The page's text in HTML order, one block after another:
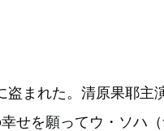
まれた。清原果耶主
せを願ってウ・ソハ